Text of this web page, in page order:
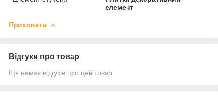
елемент
Приховати
Відгуки про товар
Ще немає відгуків про цей товар